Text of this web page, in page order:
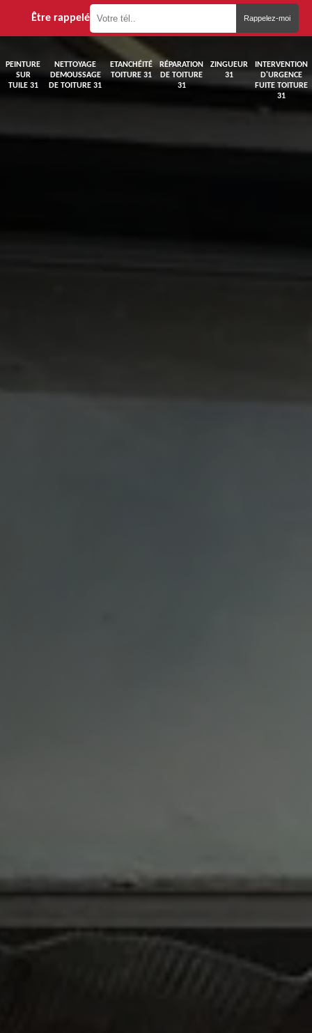
Être rappelé
PEINTURE
SUR
TUILE 31
NETTOYAGE
DEMOUSSAGE
DE TOITURE 31
ETANCHÉITÉ
TOITURE 31
RÉPARATION
DE TOITURE
31
ZINGUEUR
31
INTERVENTION
D'URGENCE
FUITE TOITURE
31